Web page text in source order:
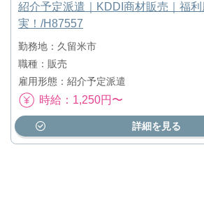
紹介予定派遣｜KDDI商材販売｜福
実！/H87557
勤務地：久留米市
職種：販売
雇用形態：紹介予定派遣
時給：1,250円〜
詳細を見る